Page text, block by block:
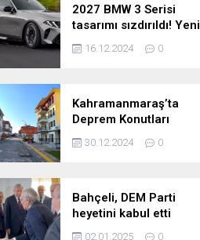
2027 BMW 3 Serisi
tasarımı sızdırıldı! Yeni
nesil sedan’dan
şaşırtıcı yenilikler!
16.12.2024 0
Kahramanmaraş’ta
Deprem Konutları
2025’te Teslim Edilecek
30.12.2024 0
Bahçeli, DEM Parti
heyetini kabul etti
02.01.2025 0